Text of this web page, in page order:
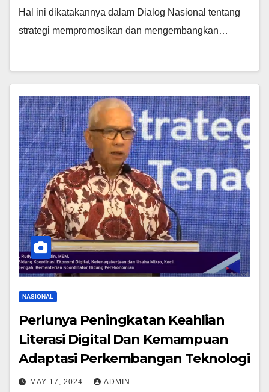
Hal ini dikatakannya dalam Dialog Nasional tentang
strategi mempromosikan dan mengembangkan…
NASIONAL
Perlunya Peningkatan Keahlian
Literasi Digital Dan Kemampuan
Adaptasi Perkembangan Teknologi
MAY 17, 2024 ADMIN